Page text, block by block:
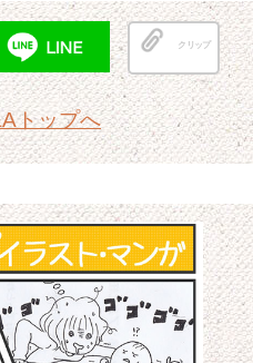
クリップ
トップへ